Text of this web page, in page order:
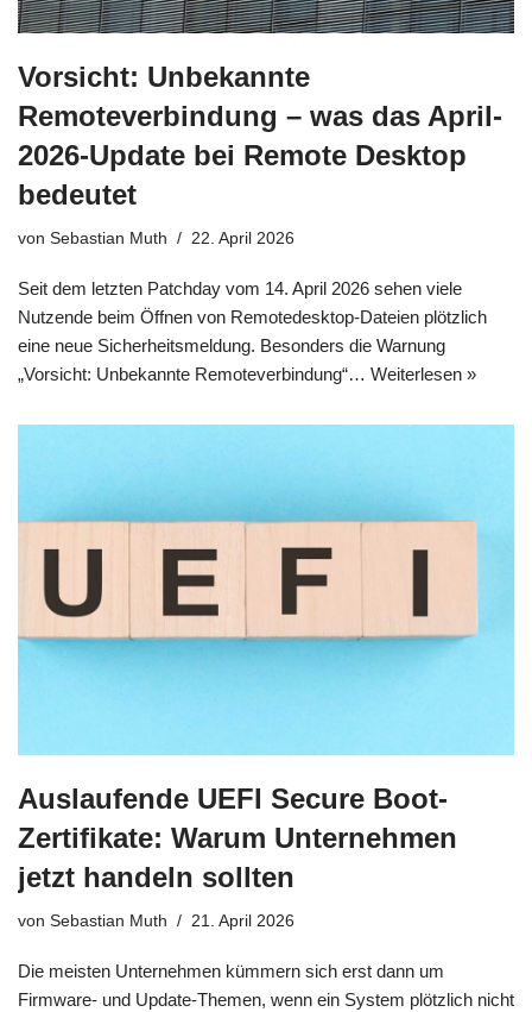
Vorsicht: Unbekannte
Remoteverbindung – was das April-
2026-Update bei Remote Desktop
bedeutet
von Sebastian Muth 22. April 2026
Seit dem letzten Patchday vom 14. April 2026 sehen viele
Nutzende beim Öffnen von Remotedesktop-Dateien plötzlich
eine neue Sicherheitsmeldung. Besonders die Warnung
„Vorsicht: Unbekannte Remoteverbindung“… Weiterlesen »
Auslaufende UEFI Secure Boot-
Zertifikate: Warum Unternehmen
jetzt handeln sollten
von Sebastian Muth 21. April 2026
Die meisten Unternehmen kümmern sich erst dann um
Firmware- und Update-Themen, wenn ein System plötzlich nicht